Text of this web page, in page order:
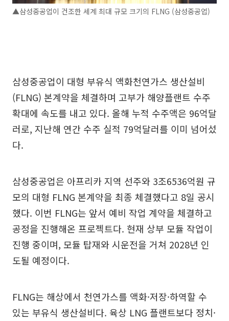
▲삼성중공업이 건조한 세계 최대 규모 크기의 FLNG (삼성중공업)
삼성중공업이 대형 부유식 액화천연가스 생산설비
(FLNG) 본계약을 체결하며 고부가 해양플랜트 수주
확대에 속도를 내고 있다. 올해 누적 수주액은 96억달
러로, 지난해 연간 수주 실적 79억달러를 이미 넘어섰
다.
삼성중공업은 아프리카 지역 선주와 3조6536억원 규
모의 대형 FLNG 본계약을 최종 체결했다고 8일 공시
했다. 이번 FLNG는 앞서 예비 작업 계약을 체결하고
공정을 진행해온 프로젝트다. 현재 상부 모듈 작업이
진행 중이며, 모듈 탑재와 시운전을 거쳐 2028년 인
도될 예정이다.
FLNG는 해상에서 천연가스를 액화·저장·하역할 수
있는 부유식 생산설비다. 육상 LNG 플랜트보다 정치·